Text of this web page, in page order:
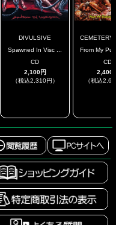
DIVULSIVE
Spawned In Visc ...
CD
2,100円
（税込2,310円）
CEMETERY
From My
CD
2,400
（税込